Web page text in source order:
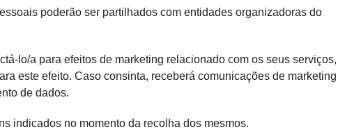
poderão ser partilhados com entidades organizadoras do
lo/a para efeitos de marketing relacionado com os seus serviços,
este efeito. Caso consinta, receberá comunicações de marketing
de dados.
indicados no momento da recolha dos mesmos.